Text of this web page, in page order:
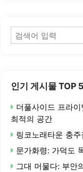
검
색
인기 게시물 TOP 5
더풀사이드 프라
최적의 공간
링코노래타운 충
문가화령: 가덕도
그대 머물다: 부안